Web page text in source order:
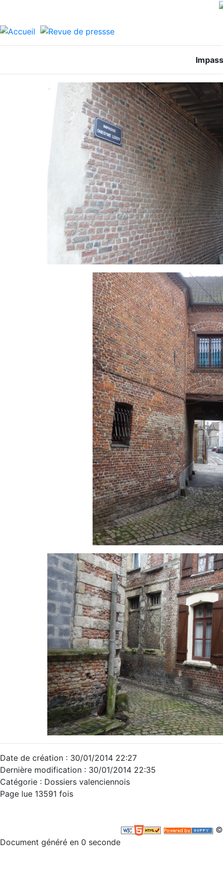
Date de création : 30/01/2014 22:27
Dernière modification : 30/01/2014 22:35
Catégorie : Dossiers valenciennois
Page lue 13591 fois
©
Document généré en 0 seconde